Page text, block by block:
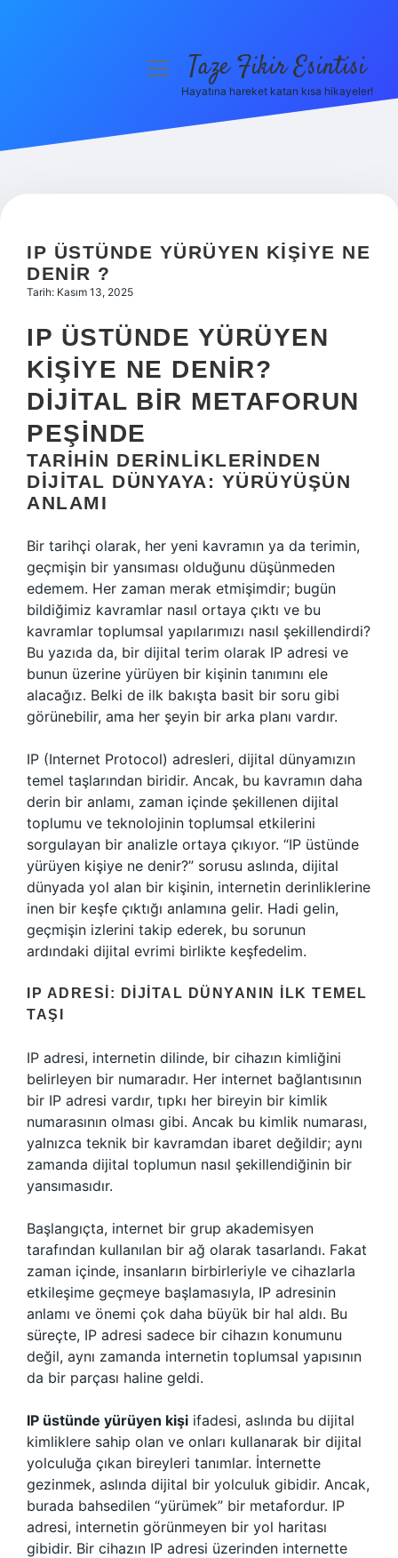
Hakkımızda
menüyüTaze Fikir Esintisi
Hayatına hareket katan kısa hikayeler!
IP ÜSTÜNDE YÜRÜYEN KIŞIYE NE
DENIR ?
Tarih: Kasım 13, 2025
IP ÜSTÜNDE YÜRÜYEN
KIŞIYE NE DENIR?
DIJITAL BIR METAFORUN
PEŞINDE
TARIHIN DERINLIKLERINDEN
DIJITAL DÜNYAYA: YÜRÜYÜŞÜN
ANLAMI
Bir tarihçi olarak, her yeni kavramın ya da terimin,
geçmişin bir yansıması olduğunu düşünmeden
edemem. Her zaman merak etmişimdir; bugün
bildiğimiz kavramlar nasıl ortaya çıktı ve bu
kavramlar toplumsal yapılarımızı nasıl şekillendirdi?
Bu yazıda da, bir dijital terim olarak IP adresi ve
bunun üzerine yürüyen bir kişinin tanımını ele
alacağız. Belki de ilk bakışta basit bir soru gibi
görünebilir, ama her şeyin bir arka planı vardır.
IP (Internet Protocol) adresleri, dijital dünyamızın
temel taşlarından biridir. Ancak, bu kavramın daha
derin bir anlamı, zaman içinde şekillenen dijital
toplumu ve teknolojinin toplumsal etkilerini
sorgulayan bir analizle ortaya çıkıyor. “IP üstünde
yürüyen kişiye ne denir?” sorusu aslında, dijital
dünyada yol alan bir kişinin, internetin derinliklerine
inen bir keşfe çıktığı anlamına gelir. Hadi gelin,
geçmişin izlerini takip ederek, bu sorunun
ardındaki dijital evrimi birlikte keşfedelim.
IP ADRESI: DIJITAL DÜNYANIN İLK TEMEL
TAŞI
IP adresi, internetin dilinde, bir cihazın kimliğini
belirleyen bir numaradır. Her internet bağlantısının
bir IP adresi vardır, tıpkı her bireyin bir kimlik
numarasının olması gibi. Ancak bu kimlik numarası,
yalnızca teknik bir kavramdan ibaret değildir; aynı
zamanda dijital toplumun nasıl şekillendiğinin bir
yansımasıdır.
Başlangıçta, internet bir grup akademisyen
tarafından kullanılan bir ağ olarak tasarlandı. Fakat
zaman içinde, insanların birbirleriyle ve cihazlarla
etkileşime geçmeye başlamasıyla, IP adresinin
anlamı ve önemi çok daha büyük bir hal aldı. Bu
süreçte, IP adresi sadece bir cihazın konumunu
değil, aynı zamanda internetin toplumsal yapısının
da bir parçası haline geldi.
IP üstünde yürüyen kişi ifadesi, aslında bu dijital
kimliklere sahip olan ve onları kullanarak bir dijital
yolculuğa çıkan bireyleri tanımlar. İnternette
gezinmek, aslında dijital bir yolculuk gibidir. Ancak,
burada bahsedilen “yürümek” bir metafordur. IP
adresi, internetin görünmeyen bir yol haritası
gibidir. Bir cihazın IP adresi üzerinden internette